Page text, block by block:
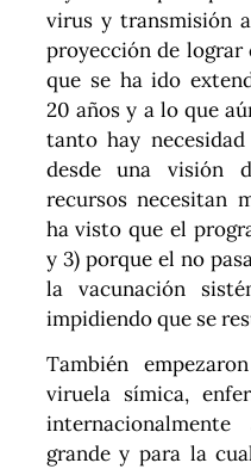
virus y transmisión
proyección de
que se ha ido
20 años y a lo que
tanto hay
desde una visión
recursos necesitan
ha visto que el
y 3) porque el no
la vacunación
impidiendo que se
También
viruela símica,
grande y para la